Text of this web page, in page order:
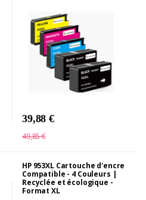
39,88 €
49,85 €
HP 953XL Cartouche d'encre
Compatible - 4 Couleurs |
Recyclée et écologique -
Format XL